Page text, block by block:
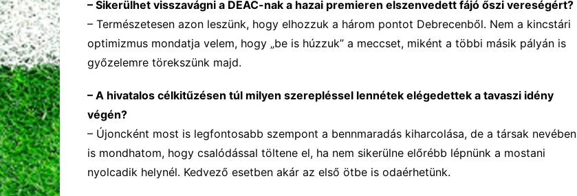
– Sikerülhet visszavágni a DEAC-nak a hazai premieren elszenvedett fájó őszi vereségért?
– Természetesen azon leszünk, hogy elhozzuk a három pontot Debrecenből. Nem a kincstári
optimizmus mondatja velem, hogy „be is húzzuk” a meccset, miként a többi másik pályán is
győzelemre törekszünk majd.
– A hivatalos célkitűzésen túl milyen szerepléssel lennétek elégedettek a tavaszi idény
végén?
– Újoncként most is legfontosabb szempont a bennmaradás kiharcolása, de a társak nevében
is mondhatom, hogy csalódással töltene el, ha nem sikerülne előrébb lépnünk a mostani
nyolcadik helynél. Kedvező esetben akár az első ötbe is odaérhetünk.